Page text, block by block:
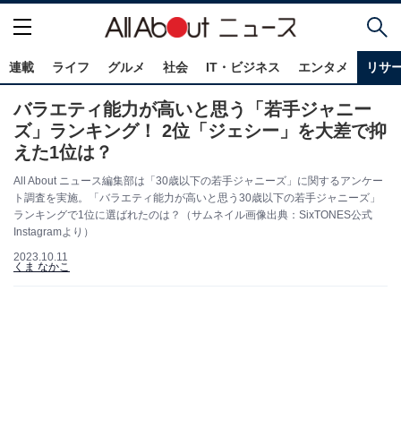
連載 ライフ グルメ 社会 IT・ビジネス エンタメ リサ
バラエティ能力が高いと思う「若手ジャニー
ズ」ランキング！ 2位「ジェシー」を大差で抑
えた1位は？
All About ニュース編集部は「30歳以下の若手ジャニーズ」に関するアンケー
ト調査を実施。「バラエティ能力が高いと思う30歳以下の若手ジャニーズ」
ランキングで1位に選ばれたのは？（サムネイル画像出典：SixTONES公式
Instagramより）
2023.10.11
くま なかこ